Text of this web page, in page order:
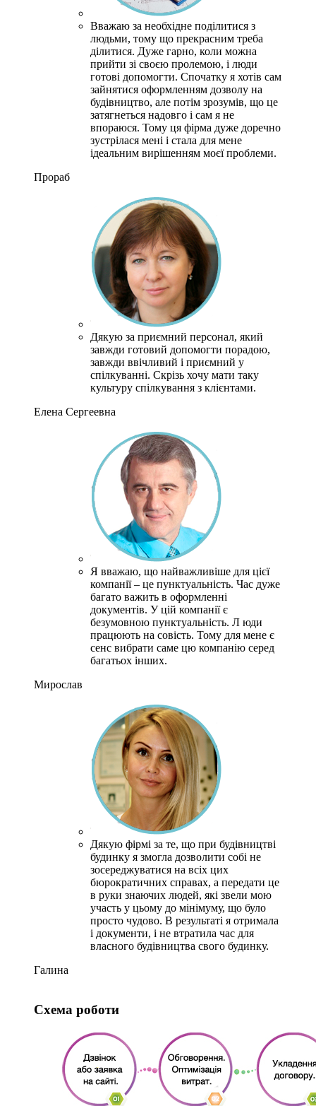
Вважаю за необхідне поділитися з
людьми, тому що прекрасним треба
ділитися. Дуже гарно, коли можна
прийти зі своєю пролемою, і люди
готові допомогти. Спочатку я хотів сам
зайнятися оформленням дозволу на
будівництво, але потім зрозумів, що це
затягнеться надовго і сам я не
впораюся. Тому ця фірма дуже доречно
зустрілася мені і стала для мене
ідеальним вирішенням моєї проблеми.
Прораб
Дякую за приємний персонал, який
завжди готовий допомогти порадою,
завжди ввічливий і приємний у
спілкуванні. Скрізь хочу мати таку
культуру спілкування з клієнтами.
Елена Сергеевна
Я вважаю, що найважливіше для цієї
компанії – це пунктуальність. Час дуже
багато важить в оформленні
документів. У цій компанії є
безумовною пунктуальність. Л юди
працюють на совість. Тому для мене є
сенс вибрати саме цю компанію серед
багатьох інших.
Мирослав
Дякую фірмі за те, що при будівництві
будинку я змогла дозволити собі не
зосереджуватися на всіх цих
бюрократичних справах, а передати це
в руки знаючих людей, які звели мою
участь у цьому до мінімуму, що було
просто чудово. В результаті я отримала
і документи, і не втратила час для
власного будівництва свого будинку.
Галина
Схема роботи